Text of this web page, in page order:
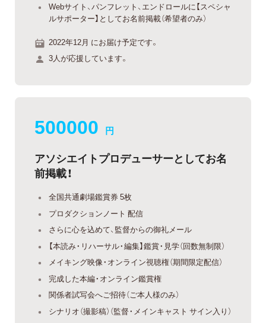
Webサイト、パンフレット、エンドロールに【スペシャ
ルサポーター】としてお名前掲載（希望者のみ）
2022年12月 にお届け予定です。
3人が応援しています。
500000 円
アソシエイトプロデューサーとしてお名
前掲載！
全国共通劇場鑑賞券 5枚
プロダクションノート 配信
さらに心を込めて、監督からの御礼メール
【本読み・リハーサル・編集】鑑賞・見学（回数無制限）
メイキング映像・オンライン視聴権（期間限定配信）
完成した本編・オンライン鑑賞権
関係者試写会へご招待（ご本人様のみ）
シナリオ（撮影稿）（監督・メインキャスト サイン入り）